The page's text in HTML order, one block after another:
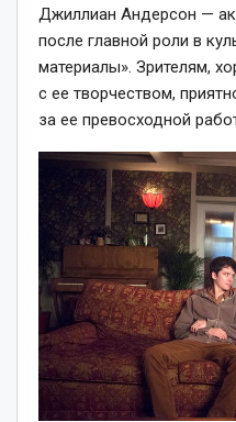
Джиллиан Андерсон —
после главной роли в
материалы». Зрителям,
с ее творчеством,
за ее превосходной